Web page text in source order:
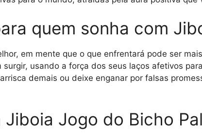
quem sonha com
em mente que o que enfrentará pode ser
surgir, usando a força dos seus laços afetivos
demais ou deixe enganar por falsas
Jiboia Jogo do Bicho